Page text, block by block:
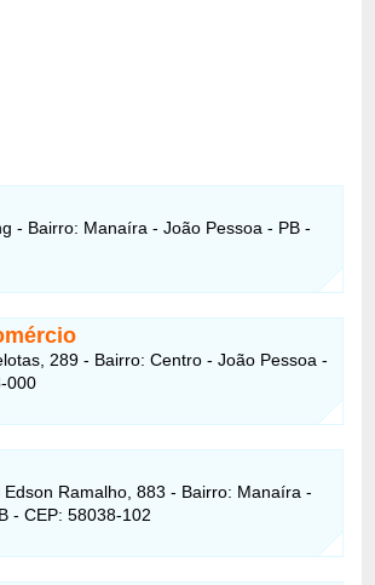
- Bairro: Manaíra - João Pessoa - PB -
289 - Bairro: Centro - João Pessoa -
000
Ramalho, 883 - Bairro: Manaíra -
- CEP: 58038-102